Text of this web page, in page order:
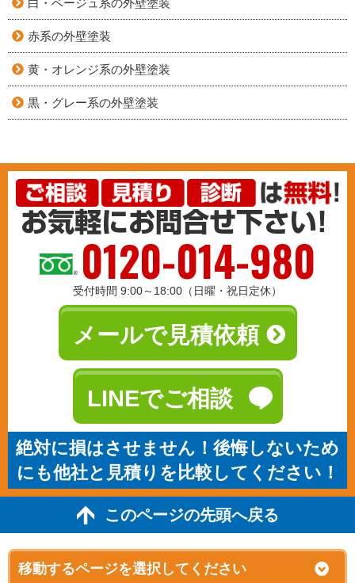
白・ベージュ系の外壁塗装
赤系の外壁塗装
黄・オレンジ系の外壁塗装
黒・グレー系の外壁塗装
0120-014-980
受付時間 9:00～18:00（日曜・祝日定休）
メールで見積依頼
LINEでご相談
絶対に損はさせません！後悔しないため
にも他社と見積りを比較してください！
このページの先頭へ戻る